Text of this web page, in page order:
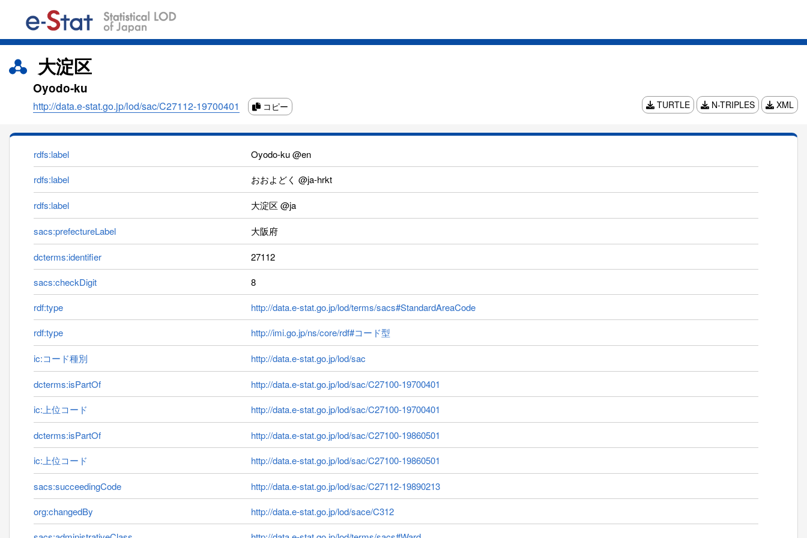
大淀区
Oyodo-ku
http://data.e-stat.go.jp/lod/sac/C27112-19700401 コピー TURTLE N-TRIPLES XML
rdfs:label
Oyodo-ku @en
rdfs:label
おおよどく @ja-hrkt
rdfs:label 大淀区 @ja
sacs:prefectureLabel 大阪府
dcterms:identifier
27112
sacs:checkDigit
8
rdf:type
http://data.e-stat.go.jp/lod/terms/sacs#StandardAreaCode
rdf:type
http://imi.go.jp/ns/core/rdf#コード型
ic:コード種別 http://data.e-stat.go.jp/lod/sac
dcterms:isPartOf
http://data.e-stat.go.jp/lod/sac/C27100-19700401
ic:上位コード
http://data.e-stat.go.jp/lod/sac/C27100-19700401
dcterms:isPartOf
http://data.e-stat.go.jp/lod/sac/C27100-19860501
ic:上位コード
http://data.e-stat.go.jp/lod/sac/C27100-19860501
sacs:succeedingCode
http://data.e-stat.go.jp/lod/sac/C27112-19890213
org:changedBy
http://data.e-stat.go.jp/lod/sace/C312